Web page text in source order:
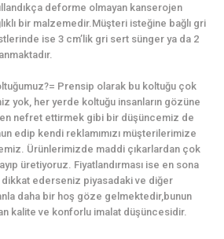
deforme olmayan kanserojen
bir malzemedir.Müşteri isteğine bağlı gri
ise 3 cm’lik gri sert sünger ya da 2
Prensip olarak bu koltuğu çok
yok, her yerde koltuğu insanların gözüne
nefret ettirmek gibi bir düşüncemiz de
edip kendi reklamımızı müşterilerimize
Ürünlerimizde maddi çıkarlardan çok
üretiyoruz. Fiyatlandırması ise en sona
dikkat ederseniz piyasadaki ve diğer
daha bir hoş göze gelmektedir,bunun
kalite ve konforlu imalat düşüncesidir.